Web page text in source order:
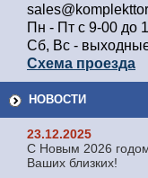
Пн - Пт с 9-00 до
Сб, Вс -
Схема проезда
НОВОСТИ
23.12.2025
С Новым 2026
Ваших близких!